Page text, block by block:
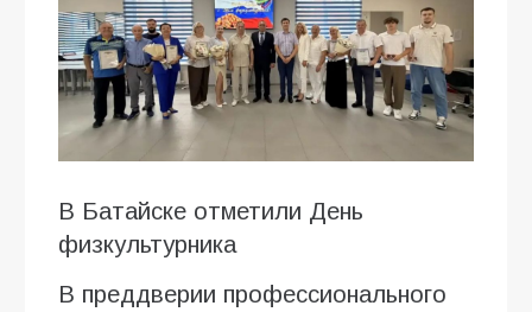
В Батайске отметили День
физкультурника
В преддверии профессионального